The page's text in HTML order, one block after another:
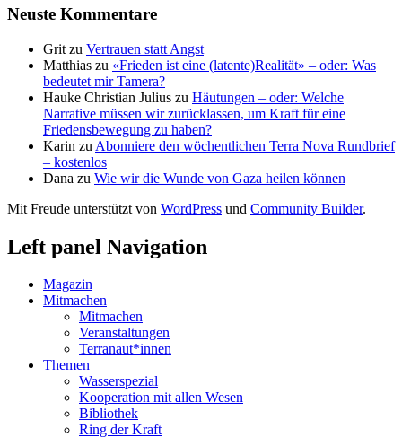
Neuste Kommentare
Grit zu Vertrauen statt Angst
Matthias zu «Frieden ist eine (latente)Realität» – oder: Was
bedeutet mir Tamera?
Hauke Christian Julius zu Häutungen – oder: Welche
Narrative müssen wir zurücklassen, um Kraft für eine
Friedensbewegung zu haben?
Karin zu Abonniere den wöchentlichen Terra Nova Rundbrief
– kostenlos
Dana zu Wie wir die Wunde von Gaza heilen können
Mit Freude unterstützt von WordPress und Community Builder.
Left panel Navigation
Magazin
Mitmachen
Mitmachen
Veranstaltungen
Terranaut*innen
Themen
Wasserspezial
Kooperation mit allen Wesen
Bibliothek
Ring der Kraft